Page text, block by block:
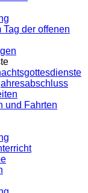
Tag der offenen
und Fahrten